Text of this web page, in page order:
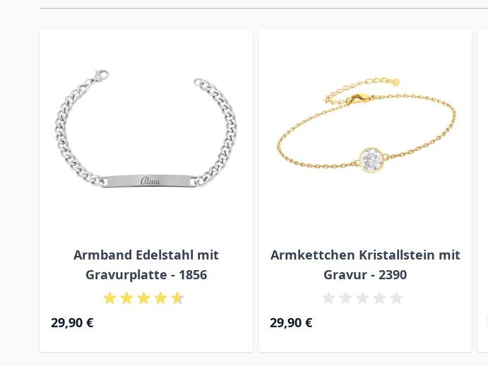
Armband Edelstahl mit
Gravurplatte - 1856
29,90 €
Armkettchen Kristallstein mit
Gravur - 2390
29,90 €